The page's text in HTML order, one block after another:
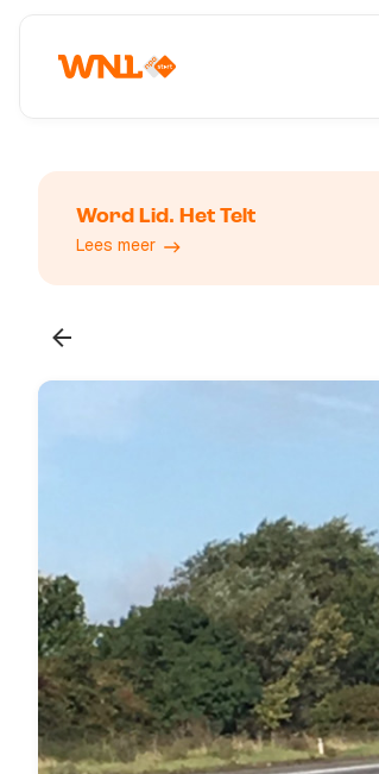
Word Lid. Het Telt
Lees meer